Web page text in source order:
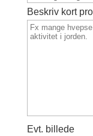
Beskriv kort
Evt. billede